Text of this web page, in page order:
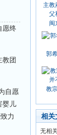
愿终
教团
自愿
婴儿
力
闽
郭
教
相关
无相